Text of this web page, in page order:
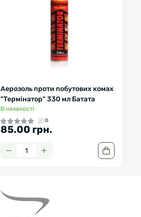
Аерозоль проти побутових комах
"Термінатор" 330 мл Батата
В наявності
0
85.00 грн.